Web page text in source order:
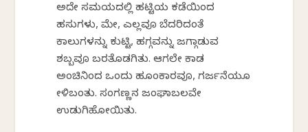
ಅದೇ ಸಮಯದಲ್ಲಿ ಹಟ್ಟಿಯ ಕಡೆಯಿಂದ
ಹಸುಗಳು, ಮೇಕೆ, ಎಲ್ಲವೂ ಬೆದರಿದಂತೆ
ಕಾಲುಗಳನ್ನು ಕುಟ್ಟಿ, ಹಗ್ಗವನ್ನು ಜಗ್ಗಾಡುವ
ಶಬ್ಬವೂ ಬರತೊಡಗಿತು. ಆಗಲೇ ಕಾಡ
ಅಂಚಿನಿಂದ ಒಂದು ಹೂಂಕಾರವೂ, ಗರ್ಜನೆಯೂ
ಕೇಳಿಬಂತು. ಸಂಗಣ್ಣನ ಜಂಘಾಬಲವೇ
ಉಡುಗಿಹೋಯಿತು.